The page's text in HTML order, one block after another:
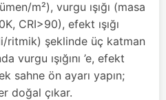
m²), vurgu ışığı (masa
CRI>90), efekt ışığı
ritmik) şeklinde üç katman
vurgu ışığını ’e, efekt
sahne ön ayarı yapın;
doğal çıkar.